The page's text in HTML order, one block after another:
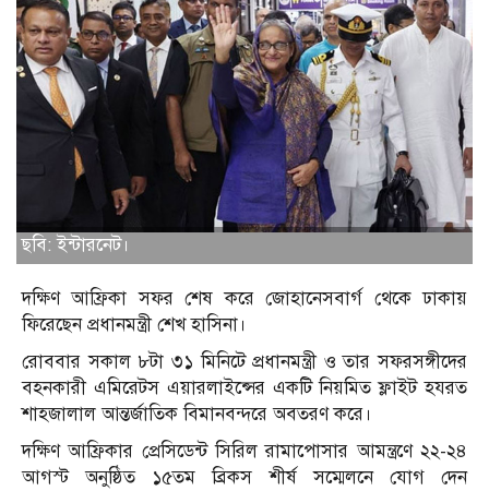
ছবি: ইন্টারনেট।
দক্ষিণ আফ্রিকা সফর শেষ করে জোহানেসবার্গ থেকে ঢাকায়
ফিরেছেন প্রধানমন্ত্রী শেখ হাসিনা।
রোববার সকাল ৮টা ৩১ মিনিটে প্রধানমন্ত্রী ও তার সফরসঙ্গীদের
বহনকারী এমিরেটস এয়ারলাইন্সের একটি নিয়মিত ফ্লাইট হযরত
শাহজালাল আন্তর্জাতিক বিমানবন্দরে অবতরণ করে।
দক্ষিণ আফ্রিকার প্রেসিডেন্ট সিরিল রামাপোসার আমন্ত্রণে ২২-২৪
আগস্ট অনুষ্ঠিত ১৫তম ব্রিকস শীর্ষ সম্মেলনে যোগ দেন